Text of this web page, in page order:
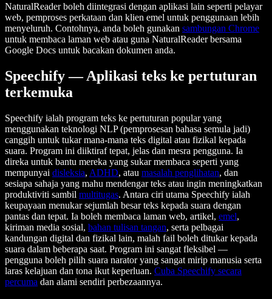
NaturalReader boleh diintegrasi dengan aplikasi lain seperti pelayar
web, pemproses perkataan dan klien emel untuk penggunaan lebih
menyeluruh. Contohnya, anda boleh gunakan sambungan Chrome
untuk membaca laman web atau guna NaturalReader bersama
Google Docs untuk bacakan dokumen anda.
Speechify — Aplikasi teks ke pertuturan
terkemuka
Speechify ialah program teks ke pertuturan popular yang
menggunakan teknologi NLP (pemprosesan bahasa semula jadi)
canggih untuk tukar mana-mana teks digital atau fizikal kepada
suara. Program ini diiktiraf tepat, jelas dan mesra pengguna. Ia
direka untuk bantu mereka yang sukar membaca seperti yang
mempunyai disleksia, ADHD, atau masalah penglihatan, dan
sesiapa sahaja yang mahu mendengar teks atau ingin meningkatkan
produktiviti sambil multitugas. Antara ciri utama Speechify ialah
keupayaan menukar sejumlah besar teks kepada suara dengan
pantas dan tepat. Ia boleh membaca laman web, artikel, emel,
kiriman media sosial, bahan tulisan tangan, serta pelbagai
kandungan digital dan fizikal lain, malah fail boleh ditukar kepada
suara dalam beberapa saat. Program ini sangat fleksibel —
pengguna boleh pilih suara narator yang sangat mirip manusia serta
laras kelajuan dan tona ikut keperluan. Cuba Speechify secara
percuma dan alami sendiri perbezaannya.